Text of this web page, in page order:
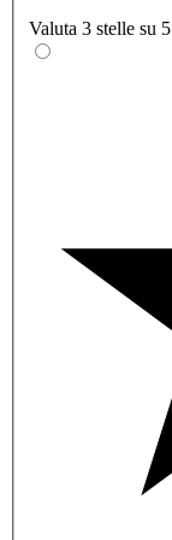
Valuta 3 stelle su 5